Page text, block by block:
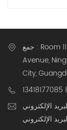
جمع : Room 1101, Unit 2, Building 9, No. 44 Xiangshan
Avenue,
City,